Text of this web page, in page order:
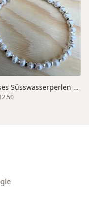
Weisses Süsswasserperlen Armband